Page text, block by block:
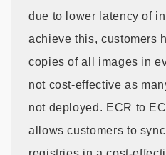
due to lower latency of
achieve this, customers
copies of all images in
not cost-effective as
not deployed. ECR to
allows customers to